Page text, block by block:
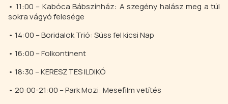
• 11:00 – Kabóca Bábszínház: A szegény halász meg a túl
sokra vágyó felesége
• 14:00 – Boridalok Trió: Süss fel kicsi Nap
• 16:00 – Folkontinent
• 18:30 – KERESZTES ILDIKÓ
• 20:00-21:00 – Park Mozi: Mesefilm vetítés